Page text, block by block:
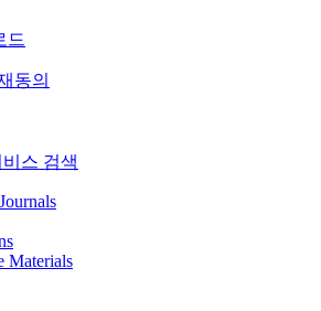
드
동의
스 검색
Materials